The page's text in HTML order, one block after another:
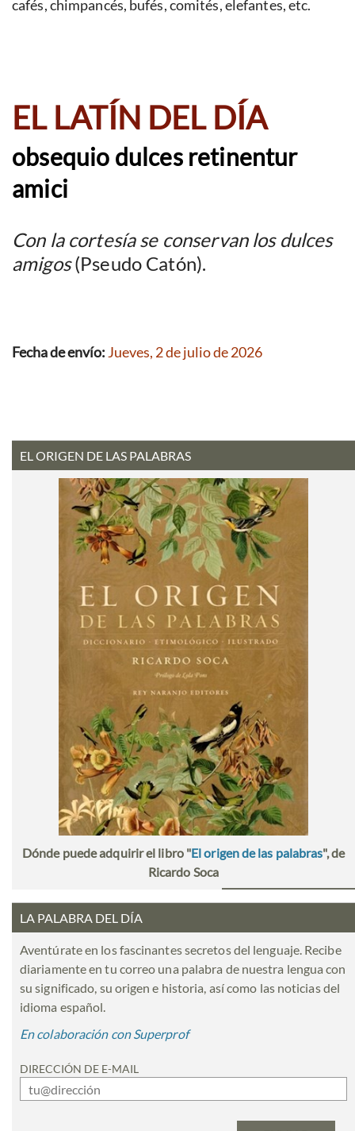
cafés, chimpancés, bufés, comités, elefantes, etc.
EL LATÍN DEL DÍA
obsequio dulces retinentur
amici
Con la cortesía se conservan los dulces
amigos(Pseudo Catón).
Fecha de envío: Jueves, 2 de julio de 2026
EL ORIGEN DE LAS PALABRAS
Dónde puede adquirir el libro "El origen de las palabras", de
Ricardo Soca
LA PALABRA DEL DÍA
Aventúrate en los fascinantes secretos del lenguaje. Recibe
diariamente en tu correo una palabra de nuestra lengua con
su significado, su origen e historia, así como las noticias del
idioma español.
En colaboración con Superprof
DIRECCIÓN DE E-MAIL